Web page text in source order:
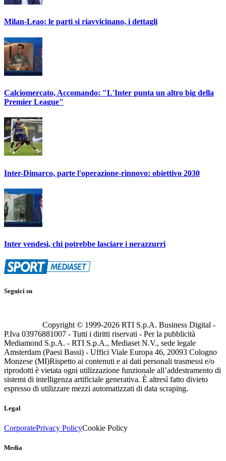
Milan-Leao: le parti si riavvicinano, i dettagli
Calciomercato, Accomando: "L'Inter punta un altro big della
Premier League"
Inter-Dimarco, parte l'operazione-rinnovo: obiettivo 2030
Inter vendesi, chi potrebbe lasciare i nerazzurri
Seguici su
Copyright © 1999-2026 RTI S.p.A. Business Digital -
P.Iva 03976881007 - Tutti i diritti riservati - Per la pubblicità
Mediamond S.p.A. - RTI S.p.A., Mediaset N.V., sede legale
Amsterdam (Paesi Bassi) - Uffici Viale Europa 46, 20093 Cologno
Monzese (MI)Rispetto ai contenuti e ai dati personali trasmessi e/o
riprodotti è vietata ogni utilizzazione funzionale all’addestramento di
sistemi di intelligenza artificiale generativa. È altresì fatto divieto
espresso di utilizzare mezzi automatizzati di data scraping.
Legal
CorporatePrivacy PolicyCookie Policy
Media